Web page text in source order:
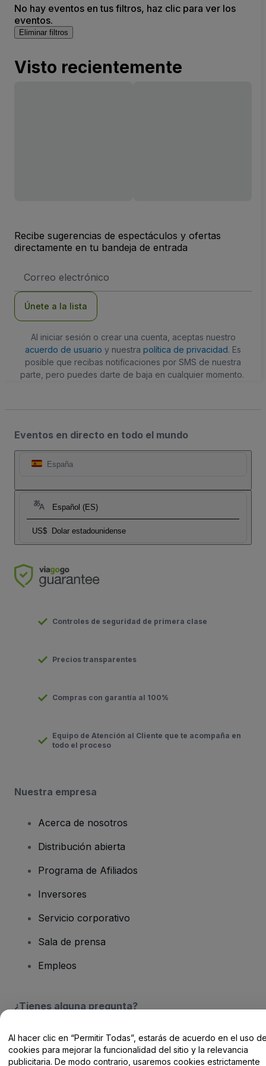
No hay eventos en tus filtros, haz clic para ver los
eventos.
Eliminar filtros
Visto recientemente
Recibe sugerencias de espectáculos y ofertas
directamente en tu bandeja de entrada
de
Únete a la lista
Al iniciar sesión o crear una cuenta, aceptas nuestro
acuerdo de usuario y nuestra política de privacidad. Es
posible que recibas notificaciones por SMS de nuestra
parte, pero puedes darte de baja en cualquier momento.
Eventos en directo en todo el mundo
España
Español (ES)
US$ Dolar estadounidense
Controles de seguridad de primera clase
Precios transparentes
Compras con garantía al 100%
Equipo de Atención al Cliente que te acompaña en
todo el proceso
Nuestra empresa
Acerca de nosotros
Distribución abierta
Programa de Afiliados
Inversores
Servicio corporativo
Sala de prensa
Empleos
¿Tienes alguna pregunta?
Centro de Ayuda / Contacto
Al hacer clic en “Permitir Todas”, estarás de acuerdo en el uso
cookies para mejorar la funcionalidad del sitio y la relevancia
publicitaria. De modo contrario, usaremos cookies estrictamente